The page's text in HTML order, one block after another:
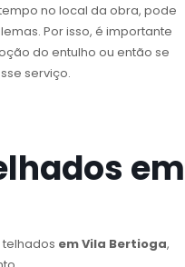
no local da obra, pode
Por isso, é importante
do entulho ou então se
serviço.
em
em Vila Bertioga,